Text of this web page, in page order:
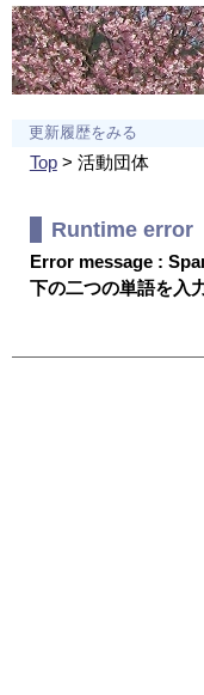
更新履歴をみる
Top> 活動団体
Runtime error
Error message :
下の二つの単語を入